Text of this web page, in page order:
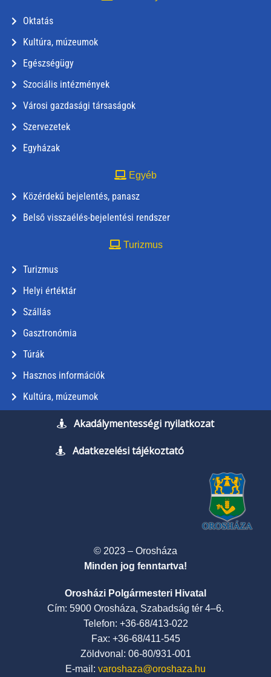
Oktatás
Kultúra, múzeumok
Egészségügy
Szociális intézmények
Városi gazdasági társaságok
Szervezetek
Egyházak
Egyéb
Közérdekű bejelentés, panasz
Belső visszaélés-bejelentési rendszer
Turizmus
Turizmus
Helyi értéktár
Szállás
Gasztronómia
Túrák
Hasznos információk
Kultúra, múzeumok
Akadálymentességi nyilatkozat
Adatkezelési tájékoztató
© 2023 – Orosháza
Minden jog fenntartva!
Orosházi Polgármesteri Hivatal
Cím: 5900 Orosháza, Szabadság tér 4–6.
Telefon: +36-68/413-022
Fax: +36-68/411-545
Zöldvonal: 06-80/931-001
E-mail: varoshaza@oroshaza.hu